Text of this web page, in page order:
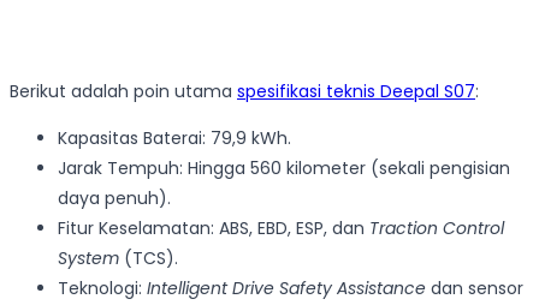
Berikut adalah poin utama spesifikasi teknis Deepal S07:
Kapasitas Baterai: 79,9 kWh.
Jarak Tempuh: Hingga 560 kilometer (sekali pengisian
daya penuh).
Fitur Keselamatan: ABS, EBD, ESP, dan Traction Control
System (TCS).
Teknologi: Intelligent Drive Safety Assistance dan sensor